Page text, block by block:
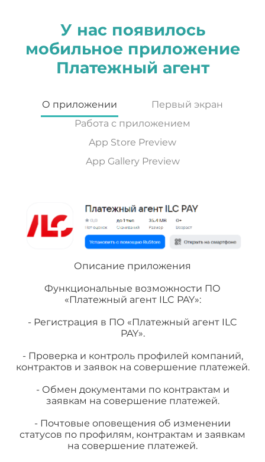
У нас появилось
мобильное приложение
Платежный агент
О приложении
Первый экран
Работа с приложением
App Store Preview
App Gallery Preview
Описание приложения
Функциональные возможности ПО
«Платежный агент ILC PAY»:
- Регистрация в ПО «Платежный агент ILC
PAY».
- Проверка и контроль профилей компаний,
контрактов и заявок на совершение платежей.
- Обмен документами по контрактам и
заявкам на совершение платежей.
- Почтовые оповещения об изменении
статусов по профилям, контрактам и заявкам
на совершение платежей.